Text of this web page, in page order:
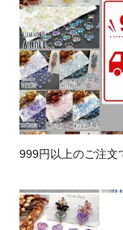
999円以上のご注文